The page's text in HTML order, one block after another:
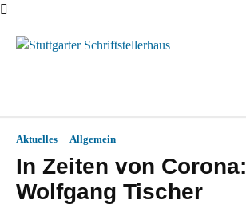
Aktuelles Allgemein
In Zeiten von Corona:
Wolfgang Tischer